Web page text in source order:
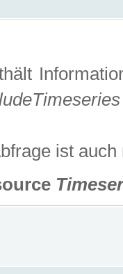
ist auch